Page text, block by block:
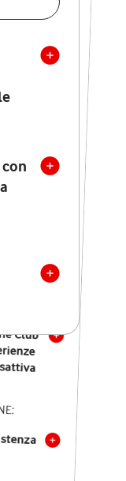
con
Fi 7
verso
Club